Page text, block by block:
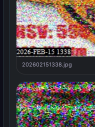
202602151338.jpg